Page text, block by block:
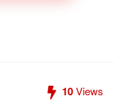
10Views